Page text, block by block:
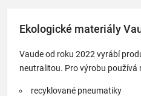
Ekologické materiály
Vaude od roku 2022 vyrábí
neutralitou. Pro výrobu používá
recyklované pneumatiky